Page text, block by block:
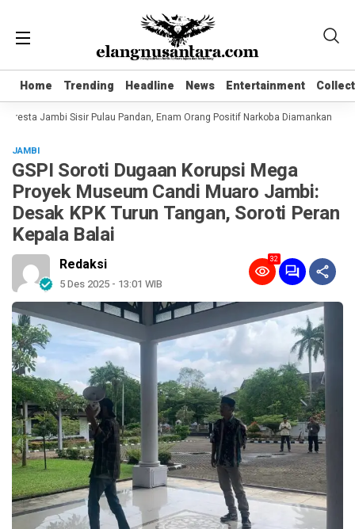
Home Trending Headline News Entertainment
Home Trending Headline News Entertainment
Jambi Sisir Pulau Pandan, Enam Orang Positif Narkoba Diamankan
JAMBI
GSPI Soroti Dugaan Korupsi Mega
Proyek Museum Candi Muaro Jambi:
Desak KPK Turun Tangan, Soroti Peran
Kepala Balai
Redaksi
5 Des 2025 - 13:01 WIB
32